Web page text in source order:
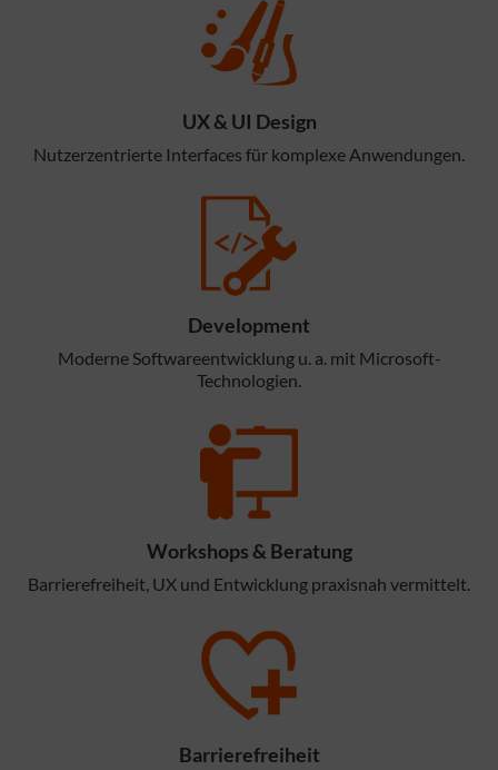
UX & UI Design
Nutzerzentrierte Interfaces für komplexe Anwendungen.
Development
Moderne Softwareentwicklung u. a. mit Microsoft-
Technologien.
Workshops & Beratung
Barrierefreiheit, UX und Entwicklung praxisnah vermittelt.
Barrierefreiheit